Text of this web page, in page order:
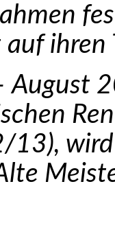
auf ihren
13),